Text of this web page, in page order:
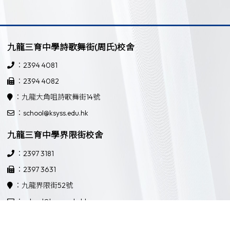
九龍三育中學詩歌舞街(周氏)校舍
：2394 4081
：2394 4082
：九龍大角咀詩歌舞街14號
：school@ksyss.edu.hk
九龍三育中學界限街校舍
：2397 3181
：2397 3631
：九龍界限街52號
：school@ksyss.edu.hk